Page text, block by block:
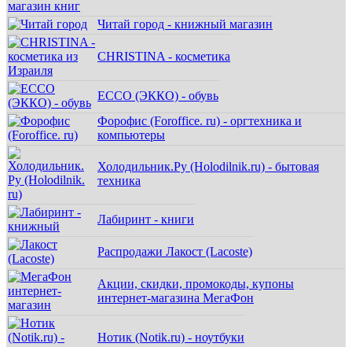
Читай город - книжный магазин
CHRISTINA - косметика
ECCO (ЭККО) - обувь
Форофис (Foroffice. ru) - оргтехника и
компьютеры
Холодильник.Ру (Holodilnik.ru) - бытовая
техника
Лабиринт - книги
Распродажи Лакост (Lacoste)
Акции, скидки, промокоды, купоны
интернет-магазина МегаФон
Нотик (Notik.ru) - ноутбуки